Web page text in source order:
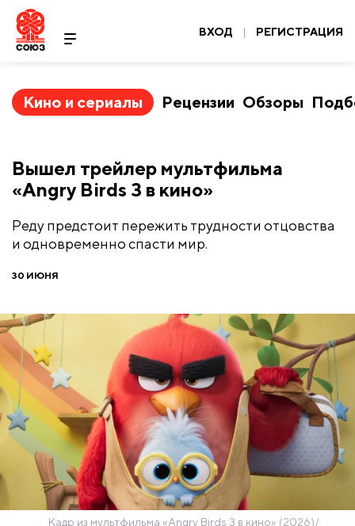
ВХОД | РЕГИСТРАЦИЯ
Кино и сериалы Рецензии Обзоры
Вышел трейлер мультфильма
«Angry Birds 3 в кино»
Реду предстоит пережить трудности отцовства
и одновременно спасти мир.
30 ИЮНЯ
Кадр из мультфильма «Angry Birds 3 в кино» (2026)/